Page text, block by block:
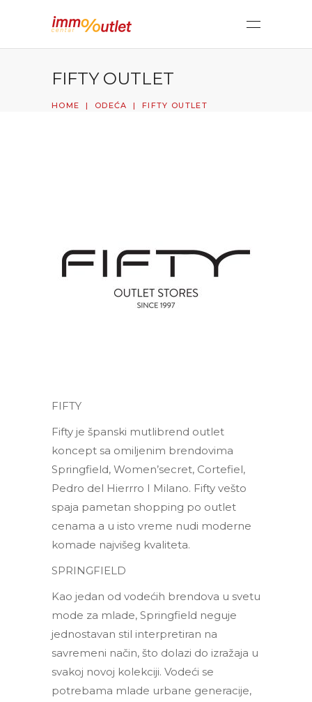
FIFTY OUTLET
HOME | ODEĆA |FIFTY OUTLET
FIFTY
Fifty je španski mutlibrend outlet
koncept sa omiljenim brendovima
Springfield, Women’secret, Cortefiel,
Pedro del Hierrro I Milano. Fifty vešto
spaja pametan shopping po outlet
cenama a u isto vreme nudi moderne
komade najvišeg kvaliteta.
SPRINGFIELD
Kao jedan od vodećih brendova u svetu
mode za mlade, Springfield neguje
jednostavan stil interpretiran na
savremeni način, što dolazi do izražaja u
svakoj novoj kolekciji. Vodeći se
potrebama mlade urbane generacije,